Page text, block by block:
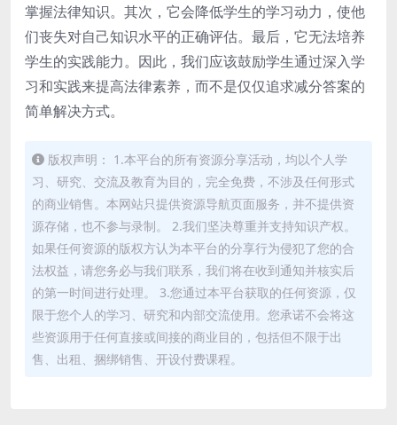
掌握法律知识。其次，它会降低学生的学习动力，使他
们丧失对自己知识水平的正确评估。最后，它无法培养
学生的实践能力。因此，我们应该鼓励学生通过深入学
习和实践来提高法律素养，而不是仅仅追求减分答案的
简单解决方式。
版权声明： 1.本平台的所有资源分享活动，均以个人学
习、研究、交流及教育为目的，完全免费，不涉及任何形式
的商业销售。本网站只提供资源导航页面服务，并不提供资
源存储，也不参与录制。 2.我们坚决尊重并支持知识产权。
如果任何资源的版权方认为本平台的分享行为侵犯了您的合
法权益，请您务必与我们联系，我们将在收到通知并核实后
的第一时间进行处理。 3.您通过本平台获取的任何资源，仅
限于您个人的学习、研究和内部交流使用。您承诺不会将这
些资源用于任何直接或间接的商业目的，包括但不限于出
售、出租、捆绑销售、开设付费课程。